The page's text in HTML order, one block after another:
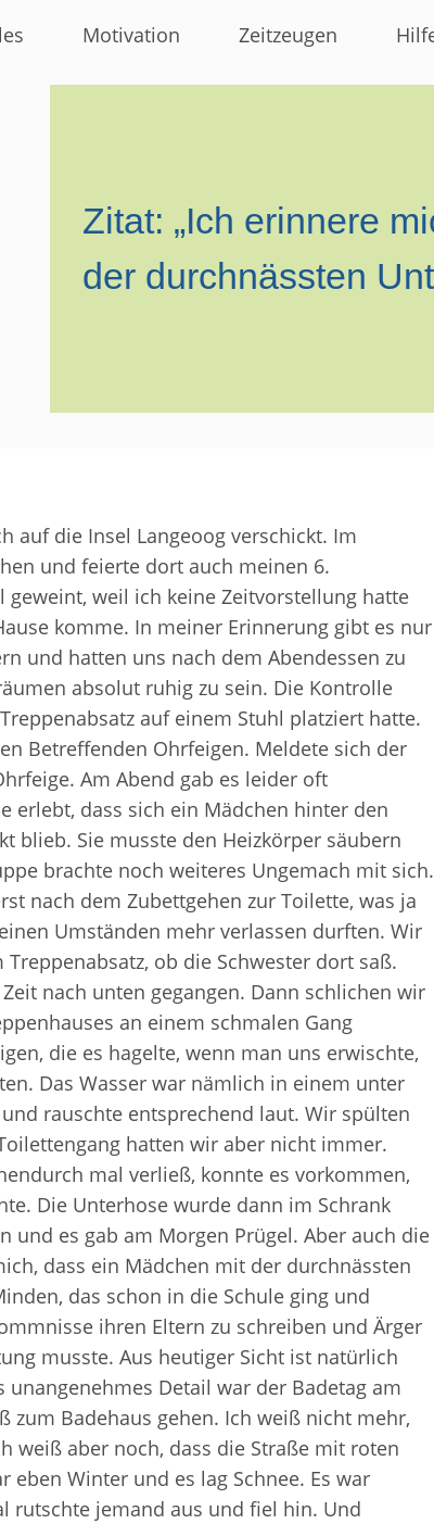
Motivation Zeitzeugen
Zitat: „Ich erinnere
der durchnässten
auf die Insel Langeoog verschickt. Im
und feierte dort auch meinen 6.
geweint, weil ich keine Zeitvorstellung hatte
komme. In meiner Erinnerung gibt es nur
und hatten uns nach dem Abendessen zu
absolut ruhig zu sein. Die Kontrolle
auf einem Stuhl platziert hatte.
Betreffenden Ohrfeigen. Meldete sich der
Am Abend gab es leider oft
erlebt, dass sich ein Mädchen hinter den
blieb. Sie musste den Heizkörper säubern
brachte noch weiteres Ungemach mit sich.
nach dem Zubettgehen zur Toilette, was ja
Umständen mehr verlassen durften. Wir
ob die Schwester dort saß.
nach unten gegangen. Dann schlichen wir
an einem schmalen Gang
die es hagelte, wenn man uns erwischte,
Das Wasser war nämlich in einem unter
rauschte entsprechend laut. Wir spülten
hatten wir aber nicht immer.
mal verließ, konnte es vorkommen,
Die Unterhose wurde dann im Schrank
und es gab am Morgen Prügel. Aber auch die
dass ein Mädchen mit der durchnässten
das schon in die Schule ging und
ihren Eltern zu schreiben und Ärger
musste. Aus heutiger Sicht ist natürlich
Detail war der Badetag am
zum Badehaus gehen. Ich weiß nicht mehr,
weiß aber noch, dass die Straße mit roten
Winter und es lag Schnee. Es war
rutschte jemand aus und fiel hin. Und